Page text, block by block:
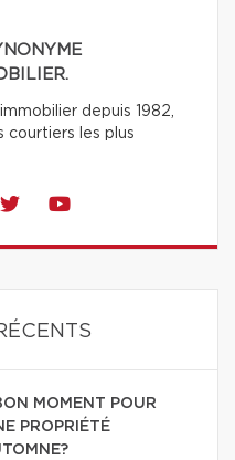
depuis 1982,
courtiers les plus
MOMENT POUR
PROPRIÉTÉ